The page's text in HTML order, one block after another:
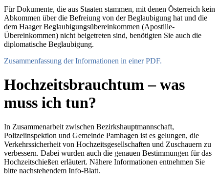
Für Dokumente, die aus Staaten stammen, mit denen Österreich kein
Abkommen über die Befreiung von der Beglaubigung hat und die
dem Haager Beglaubigungsübereinkommen (Apostille-
Übereinkommen) nicht beigetreten sind, benötigten Sie auch die
diplomatische Beglaubigung.
Zusammenfassung der Informationen in einer PDF.
Hochzeitsbrauchtum – was
muss ich tun?
In Zusammenarbeit zwischen Bezirkshauptmannschaft,
Polizeiinspektion und Gemeinde Pamhagen ist es gelungen, die
Verkehrssicherheit von Hochzeitsgesellschaften und Zuschauern zu
verbessern. Dabei wurden auch die genauen Bestimmungen für das
Hochzeitschießen erläutert. Nähere Informationen entnehmen Sie
bitte nachstehendem Info-Blatt.